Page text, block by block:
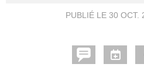
PUBLIÉ LE 30 OCT.